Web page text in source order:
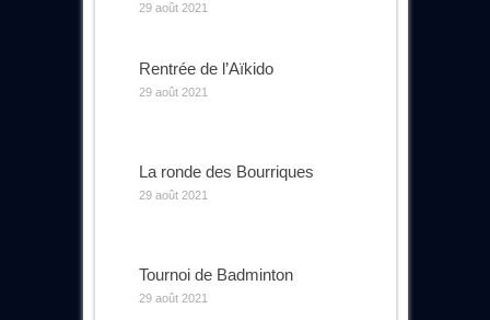
29 août 2021
Rentrée de l’Aïkido
29 août 2021
La ronde des Bourriques
29 août 2021
Tournoi de Badminton
29 août 2021